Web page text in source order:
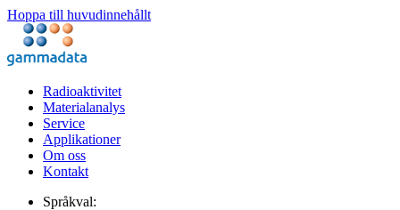
Hoppa till huvudinnehållt
Radioaktivitet
Materialanalys
Service
Applikationer
Om oss
Kontakt
Språkval: